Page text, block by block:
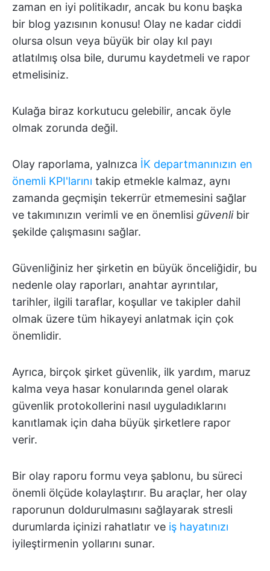
zaman en iyi politikadır, ancak bu konu başka
bir blog yazısının konusu! Olay ne kadar ciddi
olursa olsun veya büyük bir olay kıl payı
atlatılmış olsa bile, durumu kaydetmeli ve rapor
etmelisiniz.
Kulağa biraz korkutucu gelebilir, ancak öyle
olmak zorunda değil.
Olay raporlama, yalnızca İK departmanınızın en
önemli KPI'larını takip etmekle kalmaz, aynı
zamanda geçmişin tekerrür etmemesini sağlar
ve takımınızın verimli ve en önemlisi güvenlibir
şekilde çalışmasını sağlar.
Güvenliğiniz her şirketin en büyük önceliğidir, bu
nedenle olay raporları, anahtar ayrıntılar,
tarihler, ilgili taraflar, koşullar ve takipler dahil
olmak üzere tüm hikayeyi anlatmak için çok
önemlidir.
Ayrıca, birçok şirket güvenlik, ilk yardım, maruz
kalma veya hasar konularında genel olarak
güvenlik protokollerini nasıl uyguladıklarını
kanıtlamak için daha büyük şirketlere rapor
verir.
Bir olay raporu formu veya şablonu, bu süreci
önemli ölçüde kolaylaştırır. Bu araçlar, her olay
raporunun doldurulmasını sağlayarak stresli
durumlarda içinizi rahatlatır ve iş hayatınızı
iyileştirmenin yollarını sunar.